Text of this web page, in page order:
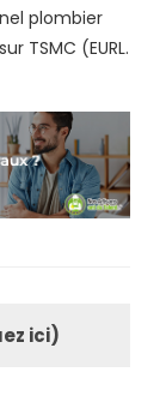
plombier
TSMC (EURL.
ici)